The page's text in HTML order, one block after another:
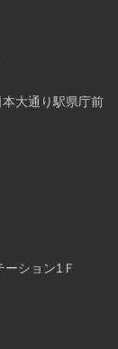
本大通り駅県庁前
ション1Ｆ